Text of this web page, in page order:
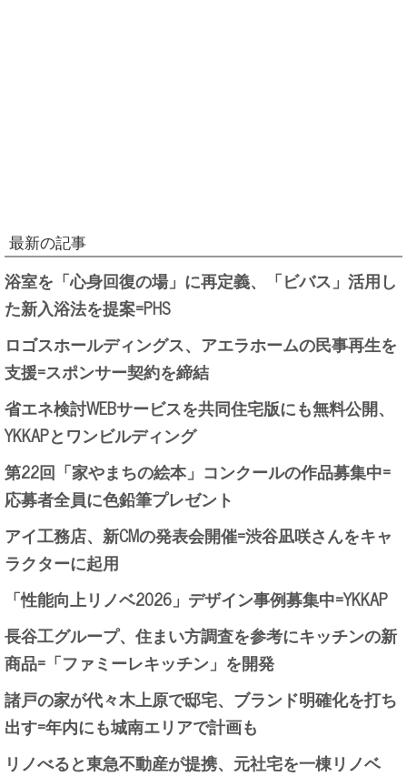
最新の記事
浴室を「心身回復の場」に再定義、「ビバス」活用し
た新入浴法を提案=PHS
ロゴスホールディングス、アエラホームの民事再生を
支援=スポンサー契約を締結
省エネ検討WEBサービスを共同住宅版にも無料公開、
YKKAPとワンビルディング
第22回「家やまちの絵本」コンクールの作品募集中=
応募者全員に色鉛筆プレゼント
アイ工務店、新CMの発表会開催=渋谷凪咲さんをキャ
ラクターに起用
「性能向上リノベ2026」デザイン事例募集中=YKKAP
長谷工グループ、住まい方調査を参考にキッチンの新
商品=「ファミーレキッチン」を開発
諸戸の家が代々木上原で邸宅、ブランド明確化を打ち
出す=年内にも城南エリアで計画も
リノべると東急不動産が提携、元社宅を一棟リノベ